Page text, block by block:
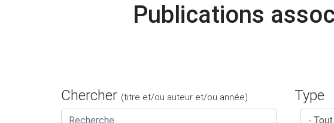
Publications
Chercher (titre et/ou auteur et/ou année) Type